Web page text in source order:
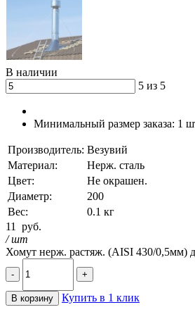
В наличии
5 из 5
Минимальный размер заказа: 1
Производитель: Везувий
Материал:
Нерж. сталь
Цвет:
Не окрашен.
Диаметр:
200
Вес:
0.1 кг
11
руб.
/ шт
Хомут нерж. растяж. (AISI 430/0,5мм)
- +
В корзину Купить в 1 клик